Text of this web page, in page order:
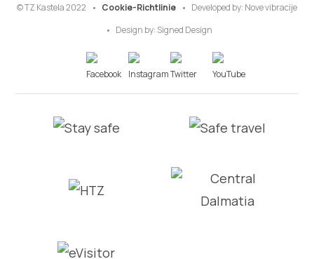
© TZ Kastela 2022 Cookie-Richtlinie Developed by: Nove vibracije
Design by: Signed Design